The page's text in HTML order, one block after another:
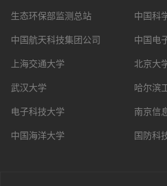
生态环保部监测总站 中国科
中国航天科技集团公司 中国电
上海交通大学 北京大
武汉大学 哈尔滨
电子科技大学 南京信
中国海洋大学 国防科